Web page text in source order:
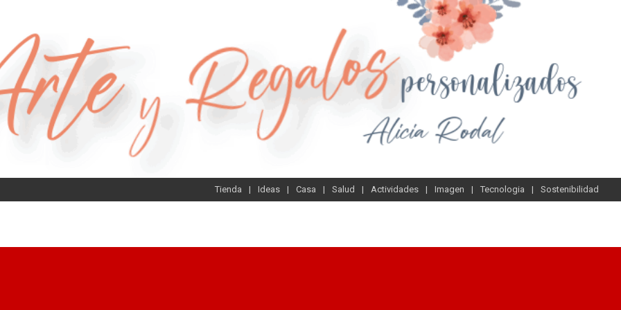
Tienda Ideas Casa Salud Actividades Imagen Tecnologia Sostenibilidad